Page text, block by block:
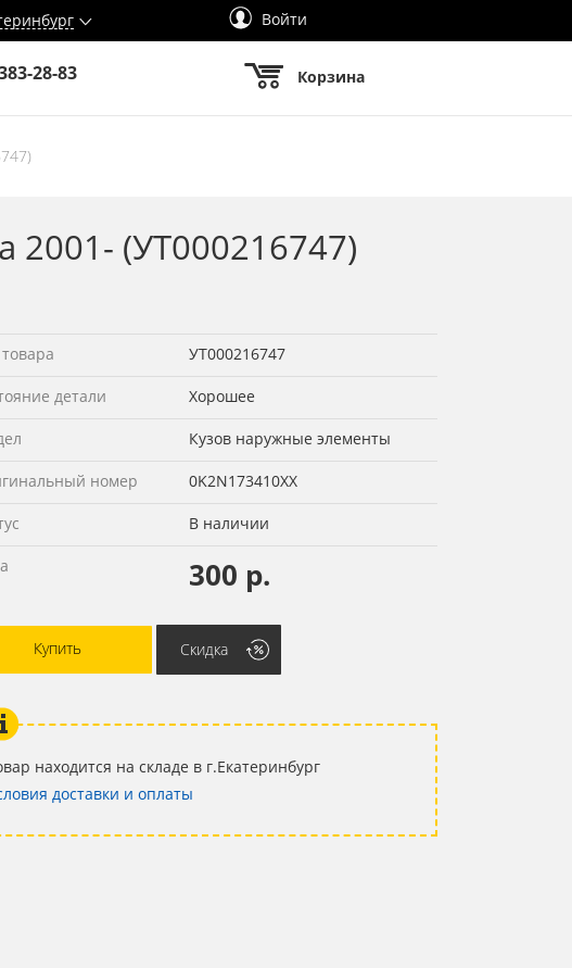
Войти
28-83 Корзина
2001- (УТ000216747)
УТ000216747
детали Хорошее
Кузов наружные элементы
номер 0K2N173410XX
В наличии
300 р.
Купить Скидка
находится на складе в г.Екатеринбург
доставки и оплаты